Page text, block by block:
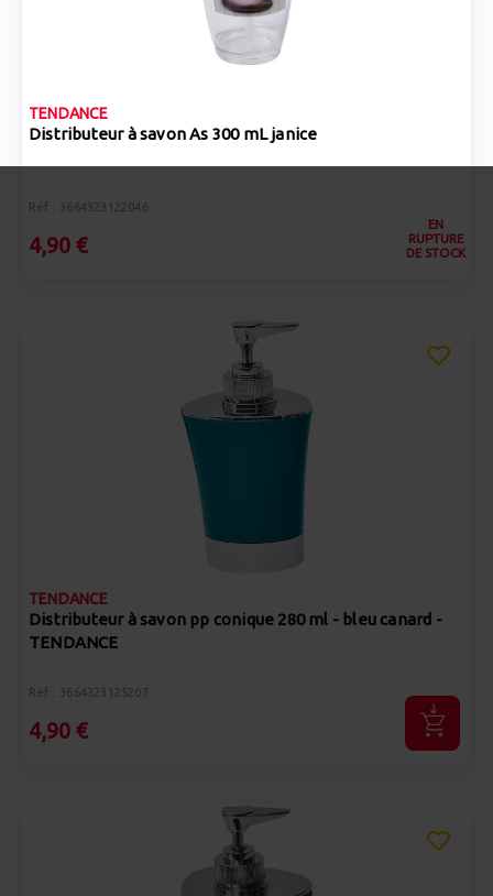
TENDANCE
Distributeur à savon As 300 mL janice
Réf : 3664323122046
4,90 €
EN
RUPTURE
DE STOCK
TENDANCE
Distributeur à savon pp conique 280 ml - bleu canard -
TENDANCE
Réf : 3664323125207
4,90 €